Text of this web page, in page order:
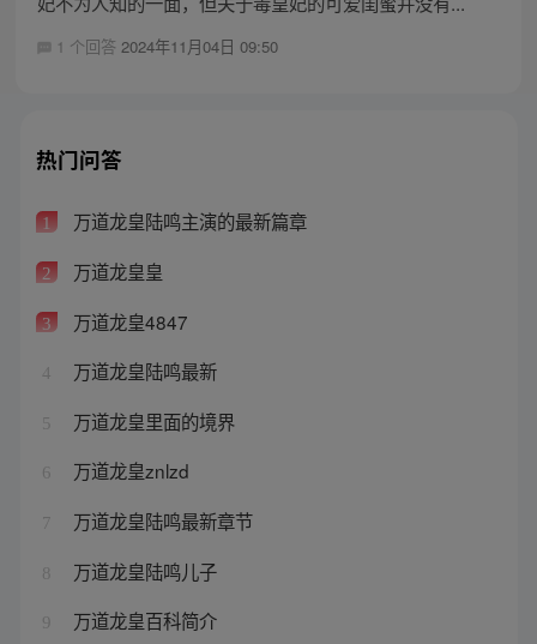
1 个回答 2024年11月04日 09:50
热门问答
1 万道龙皇陆鸣主演的最新篇章
2 万道龙皇皇
3 万道龙皇4847
4 万道龙皇陆鸣最新
5 万道龙皇里面的境界
6 万道龙皇znlzd
7 万道龙皇陆鸣最新章节
8 万道龙皇陆鸣儿子
9 万道龙皇百科简介